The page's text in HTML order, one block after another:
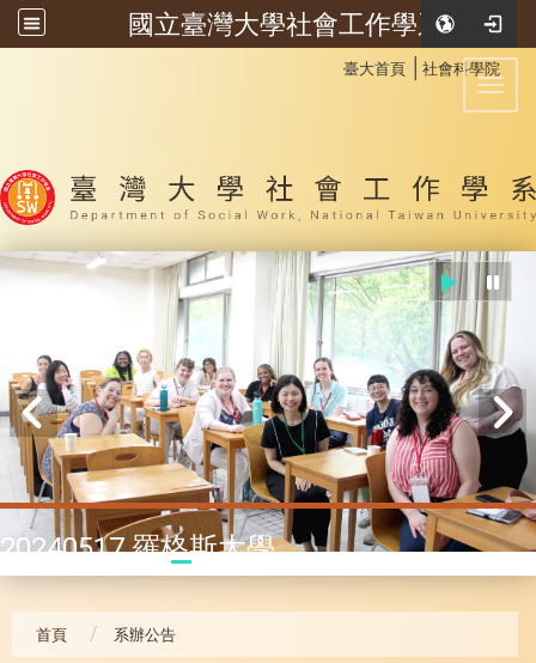
國立臺灣大學社會工作學系
臺大首頁 社會科學院
20240517 羅格斯大學
首頁 系辦公告